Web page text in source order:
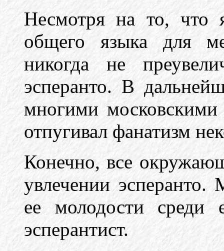
Несмотря на то, что
общего языка для
никогда не
эсперанто. В
многими московскими
отпугивал фанатизм
Конечно, все
увлечении
ее молодости среди
эсперантист.